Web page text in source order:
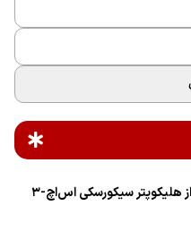
تصاویری از گشت‌زنی و پرواز هلیکوپتر سیکورسکی اس‌اچ-۳